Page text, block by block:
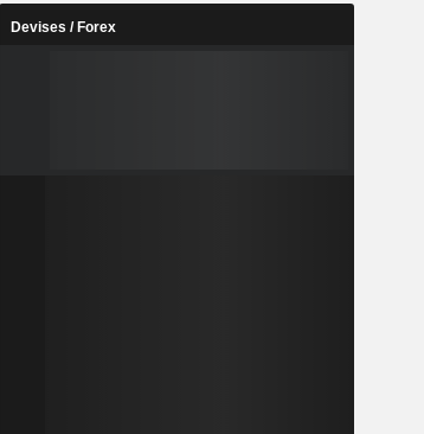
Devises / Forex